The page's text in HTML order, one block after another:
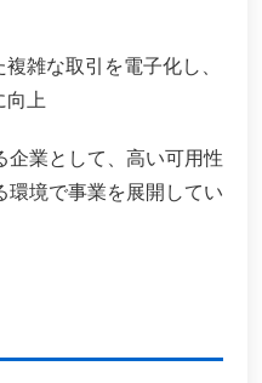
雑な取引を電子化し、
向上
業として、高い可用性
環境で事業を展開してい